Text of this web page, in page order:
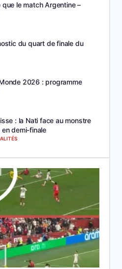
le match Argentine –
du quart de finale du
2026 : programme
: la Nati face au monstre
demi-finale